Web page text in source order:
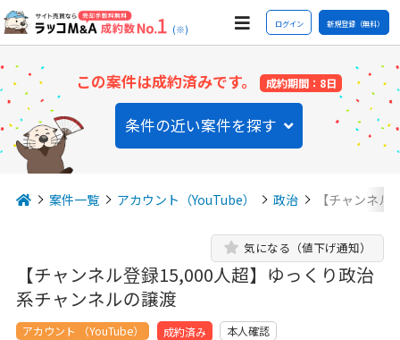
(※) ログイン 新規登録（無料）
この案件は成約済みです。 成約期間：8日
条件の近い案件を探す
案件一覧 アカウント（YouTube） 政治 【チャンネ
【チャンネル登録15,000人超】ゆっくり政治
系チャンネルの譲渡
気になる（値下げ通知）
アカウント （YouTube） 成約済み
本人確認